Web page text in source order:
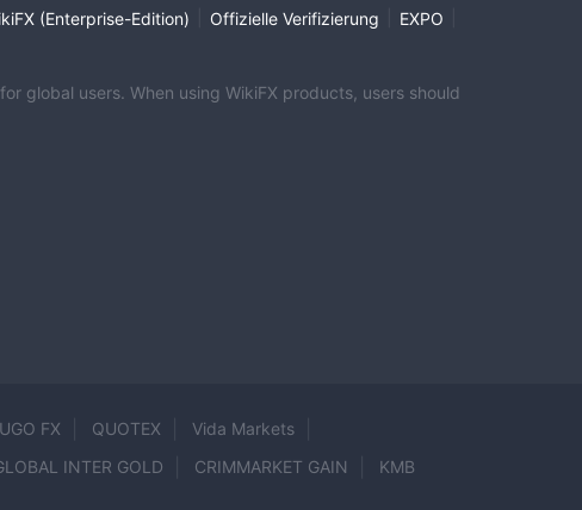
(Enterprise-Edition) Offizielle Verifizierung EXPO
global users. When using WikiFX products, users should
FX QUOTEX
Vida Markets
INTER GOLD CRIMMARKET GAIN KMB